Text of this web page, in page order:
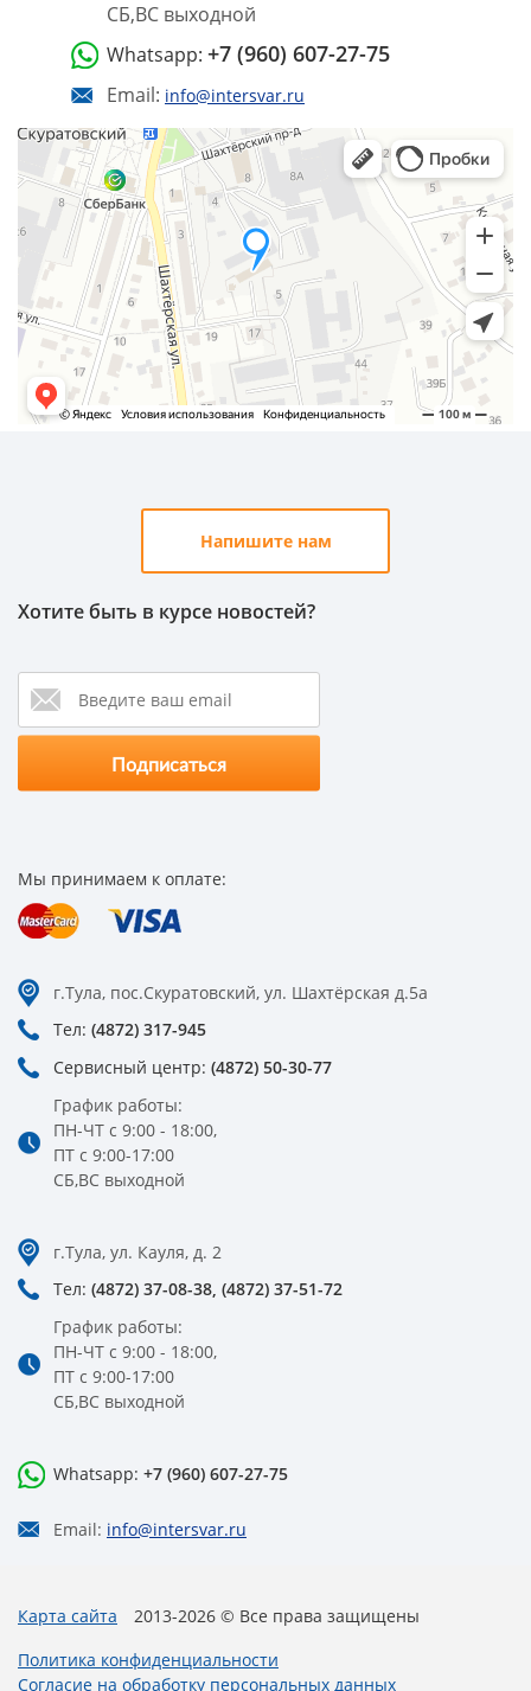
СБ,ВС выходной
Whatsapp: +7 (960) 607-27-75
Email: info@intersvar.ru
Напишите нам
Хотите быть в курсе новостей?
Мы принимаем к оплате:
г.Тула, пос.Скуратовский, ул. Шахтёрская д.5а
Тел: (4872) 317-945
Сервисный центр: (4872) 50-30-77
График работы:
ПН-ЧТ с 9:00 - 18:00,
ПТ с 9:00-17:00
СБ,ВС выходной
г.Тула, ул. Кауля, д. 2
Тел: (4872) 37-08-38, (4872) 37-51-72
График работы:
ПН-ЧТ с 9:00 - 18:00,
ПТ с 9:00-17:00
СБ,ВС выходной
Whatsapp: +7 (960) 607-27-75
Email: info@intersvar.ru
Карта сайта
2013-2026 © Все права защищены
Политика конфиденциальности
Согласие на обработку персональных данных